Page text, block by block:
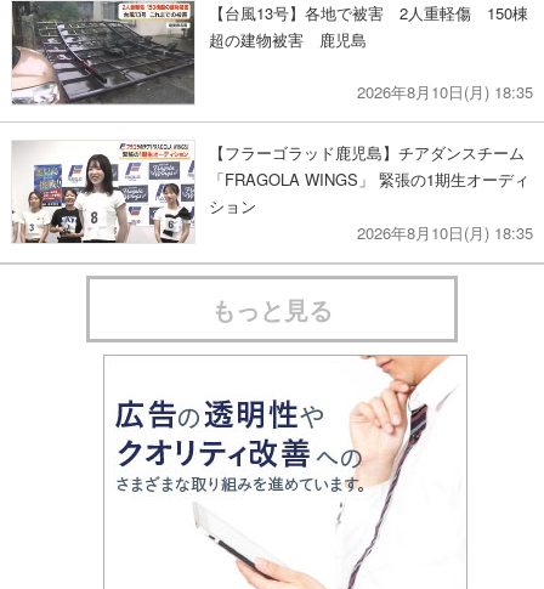
【台風13号】各地で被害 2人重軽傷 150棟
超の建物被害 鹿児島
2026年8月10日(月) 18:35
【フラーゴラッド鹿児島】チアダンスチーム
「FRAGOLA WINGS」 緊張の1期生オーディ
ション
2026年8月10日(月) 18:35
もっと見る